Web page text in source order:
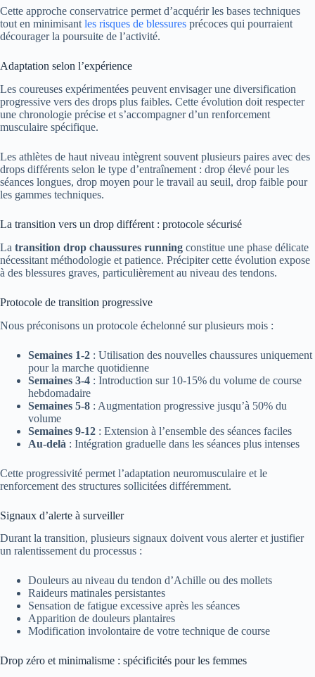
Cette approche conservatrice permet d’acquérir les bases techniques
tout en minimisant les risques de blessures précoces qui pourraient
décourager la poursuite de l’activité.
Adaptation selon l’expérience
Les coureuses expérimentées peuvent envisager une diversification
progressive vers des drops plus faibles. Cette évolution doit respecter
une chronologie précise et s’accompagner d’un renforcement
musculaire spécifique.
Les athlètes de haut niveau intègrent souvent plusieurs paires avec des
drops différents selon le type d’entraînement : drop élevé pour les
séances longues, drop moyen pour le travail au seuil, drop faible pour
les gammes techniques.
La transition vers un drop différent : protocole sécurisé
La transition drop chaussures running constitue une phase délicate
nécessitant méthodologie et patience. Précipiter cette évolution expose
à des blessures graves, particulièrement au niveau des tendons.
Protocole de transition progressive
Nous préconisons un protocole échelonné sur plusieurs mois :
Semaines 1-2 : Utilisation des nouvelles chaussures uniquement
pour la marche quotidienne
Semaines 3-4 : Introduction sur 10-15% du volume de course
hebdomadaire
Semaines 5-8 : Augmentation progressive jusqu’à 50% du
volume
Semaines 9-12 : Extension à l’ensemble des séances faciles
Au-delà : Intégration graduelle dans les séances plus intenses
Cette progressivité permet l’adaptation neuromusculaire et le
renforcement des structures sollicitées différemment.
Signaux d’alerte à surveiller
Durant la transition, plusieurs signaux doivent vous alerter et justifier
un ralentissement du processus :
Douleurs au niveau du tendon d’Achille ou des mollets
Raideurs matinales persistantes
Sensation de fatigue excessive après les séances
Apparition de douleurs plantaires
Modification involontaire de votre technique de course
Drop zéro et minimalisme : spécificités pour les femmes